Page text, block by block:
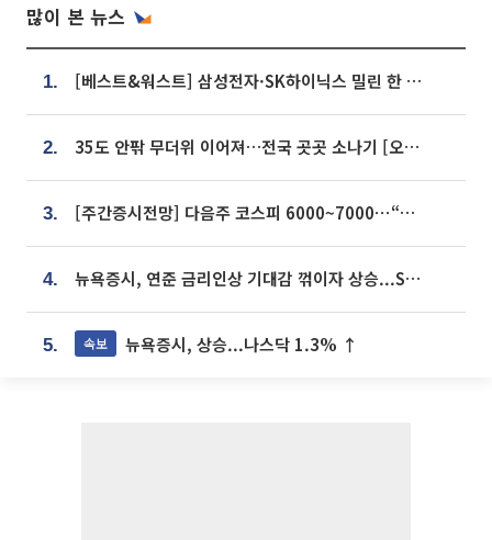
많이 본 뉴스
1. [베스트&워스트] 삼성전자·SK하이닉스 밀린 한 주…상상인증권은 85% 급등
2. 35도 안팎 무더위 이어져…전국 곳곳 소나기 [오늘 날씨]
3. [주간증시전망] 다음주 코스피 6000~7000⋯“外人 수급은 정책이 변수”
4. 뉴욕증시, 연준 금리인상 기대감 꺾이자 상승...S&P500 사상 최고치 [종합]
5. 속보 뉴욕증시, 상승...나스닥 1.3% ↑